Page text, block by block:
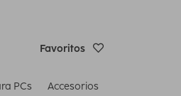
Favoritos
PCs
Accesorios